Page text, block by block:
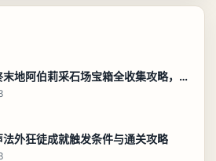
明日方舟终末地阿伯莉采石场宝箱全收集攻略，全点位分布图与路线
外狂徒成就触发条件与通关攻略